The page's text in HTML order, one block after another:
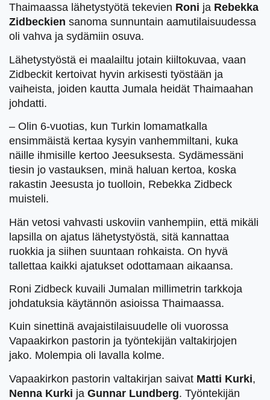
Thaimaassa lähetystyötä tekevien Roni ja Rebekka
Zidbeckien sanoma sunnuntain aamutilaisuudessa
oli vahva ja sydämiin osuva.
Lähetystyöstä ei maalailtu jotain kiiltokuvaa, vaan
Zidbeckit kertoivat hyvin arkisesti työstään ja
vaiheista, joiden kautta Jumala heidät Thaimaahan
johdatti.
– Olin 6-vuotias, kun Turkin lomamatkalla
ensimmäistä kertaa kysyin vanhemmiltani, kuka
näille ihmisille kertoo Jeesuksesta. Sydämessäni
tiesin jo vastauksen, minä haluan kertoa, koska
rakastin Jeesusta jo tuolloin, Rebekka Zidbeck
muisteli.
Hän vetosi vahvasti uskoviin vanhempiin, että mikäli
lapsilla on ajatus lähetystyöstä, sitä kannattaa
ruokkia ja siihen suuntaan rohkaista. On hyvä
tallettaa kaikki ajatukset odottamaan aikaansa.
Roni Zidbeck kuvaili Jumalan millimetrin tarkkoja
johdatuksia käytännön asioissa Thaimaassa.
Kuin sinettinä avajaistilaisuudelle oli vuorossa
Vapaakirkon pastorin ja työntekijän valtakirjojen
jako. Molempia oli lavalla kolme.
Vapaakirkon pastorin valtakirjan saivat Matti Kurki,
Nenna Kurki ja Gunnar Lundberg. Työntekijän